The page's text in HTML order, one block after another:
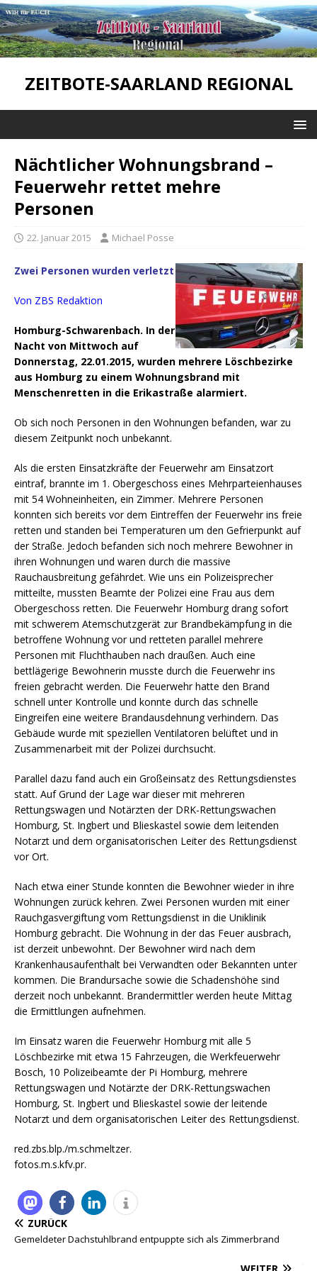
ZEITBOTE-SAARLAND REGIONAL
Nächtlicher Wohnungsbrand –
Feuerwehr rettet mehre
Personen
22. Januar 2015 Michael Posse
Zwei Personen wurden verletzt
Von ZBS Redaktion
Homburg-Schwarenbach. In der
Nacht von Mittwoch auf
Donnerstag, 22.01.2015, wurden mehrere Löschbezirke
aus Homburg zu einem Wohnungsbrand mit
Menschenretten in die Erikastraße alarmiert.
Ob sich noch Personen in den Wohnungen befanden, war zu
diesem Zeitpunkt noch unbekannt.
Als die ersten Einsatzkräfte der Feuerwehr am Einsatzort
eintraf, brannte im 1. Obergeschoss eines Mehrparteienhauses
mit 54 Wohneinheiten, ein Zimmer. Mehrere Personen
konnten sich bereits vor dem Eintreffen der Feuerwehr ins freie
retten und standen bei Temperaturen um den Gefrierpunkt auf
der Straße. Jedoch befanden sich noch mehrere Bewohner in
ihren Wohnungen und waren durch die massive
Rauchausbreitung gefährdet. Wie uns ein Polizeisprecher
mitteilte, mussten Beamte der Polizei eine Frau aus dem
Obergeschoss retten. Die Feuerwehr Homburg drang sofort
mit schwerem Atemschutzgerät zur Brandbekämpfung in die
betroffene Wohnung vor und retteten parallel mehrere
Personen mit Fluchthauben nach draußen. Auch eine
bettlägerige Bewohnerin musste durch die Feuerwehr ins
freien gebracht werden. Die Feuerwehr hatte den Brand
schnell unter Kontrolle und konnte durch das schnelle
Eingreifen eine weitere Brandausdehnung verhindern. Das
Gebäude wurde mit speziellen Ventilatoren belüftet und in
Zusammenarbeit mit der Polizei durchsucht.
Parallel dazu fand auch ein Großeinsatz des Rettungsdienstes
statt. Auf Grund der Lage war dieser mit mehreren
Rettungswagen und Notärzten der DRK-Rettungswachen
Homburg, St. Ingbert und Blieskastel sowie dem leitenden
Notarzt und dem organisatorischen Leiter des Rettungsdienst
vor Ort.
Nach etwa einer Stunde konnten die Bewohner wieder in ihre
Wohnungen zurück kehren. Zwei Personen wurden mit einer
Rauchgasvergiftung vom Rettungsdienst in die Uniklinik
Homburg gebracht. Die Wohnung in der das Feuer ausbrach,
ist derzeit unbewohnt. Der Bewohner wird nach dem
Krankenhausaufenthalt bei Verwandten oder Bekannten unter
kommen. Die Brandursache sowie die Schadenshöhe sind
derzeit noch unbekannt. Brandermittler werden heute Mittag
die Ermittlungen aufnehmen.
Im Einsatz waren die Feuerwehr Homburg mit alle 5
Löschbezirke mit etwa 15 Fahrzeugen, die Werkfeuerwehr
Bosch, 10 Polizeibeamte der Pi Homburg, mehrere
Rettungswagen und Notärzte der DRK-Rettungswachen
Homburg, St. Ingbert und Blieskastel sowie der leitende
Notarzt und dem organisatorischen Leiter des Rettungsdienst.
red.zbs.blp./m.schmeltzer.
fotos.m.s.kfv.pr.
ZURÜCK
Gemeldeter Dachstuhlbrand entpuppte sich als Zimmerbrand